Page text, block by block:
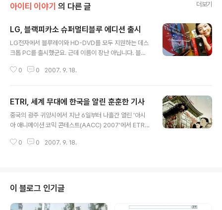
아이티 이야기 의 다른 글 더보기
LG, 블랙피카소 슈퍼멀티블루 에디션 출시
LG전자에서 블루레이와 HD-DVD를 모두 지원하는 데스
크톱 PC를 출시했군요. 근데 이름이 장난 아닙니다. 블랙
ODD로 부각되고 있는 블루레이와 HD-DVD를 모두 지원
라이브’를 장착했습니다. 사진에서 보시는 것처럼 디자인
도 슬림하고 깔꿈한 편이고요. 8.9Cm의 초슬림형 디자인
이라 보도자료에 써 있는 것처럼 '책상 위에 두고 인테리어
합니다. ㅎ.ㅎ 요즘은 얼굴 예쁜 사람들이 일도 잘한다더니
0 0 2007. 9. 18.
ETRI, 세계 무대에 한국을 알린 훈훈한 기사
중국의 광주 귀양시에서 지난 6일부터 나흘간 열린 '아시
아 애니메이션 코믹 콘테스트(AACC) 2007'에서 ETRI
으로 그랑프리를 수상했다는 훈훈한 소식이 올라와 있네
을 보면 아시겠지만 한편의 수묵화를 보는 듯한 느낌이 드
는 애니메이션입니다. ETRI는 지난 2005년부터 정통부
의 '비사실적 애니메이션 기술개발' 과제의 일환으로 수묵
0 0 2007. 9. 18.
이 블로그 인기글